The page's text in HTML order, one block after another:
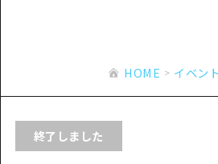
ナイトライフ
世界遺産
安芸
備後
備北
宮島周辺
アクセス
二次交通まとめ
HOME
HOME イベン
終了しました